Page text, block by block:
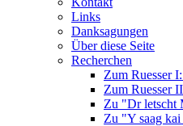
Links
Danksagungen
Über diese Seite
Recherchen
Zum Ruesser
Zum Ruesser
Zu "Dr letscht
Zu "Y saag